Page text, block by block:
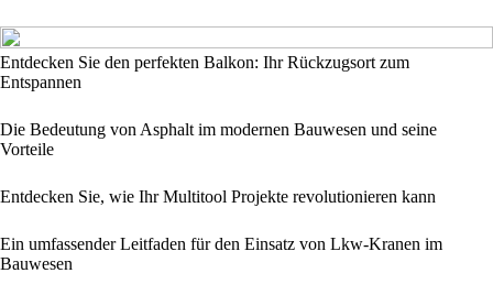
Entdecken Sie den perfekten Balkon: Ihr Rückzugsort zum
Entspannen
Die Bedeutung von Asphalt im modernen Bauwesen und seine
Vorteile
Entdecken Sie, wie Ihr Multitool Projekte revolutionieren kann
Ein umfassender Leitfaden für den Einsatz von Lkw-Kranen im
Bauwesen